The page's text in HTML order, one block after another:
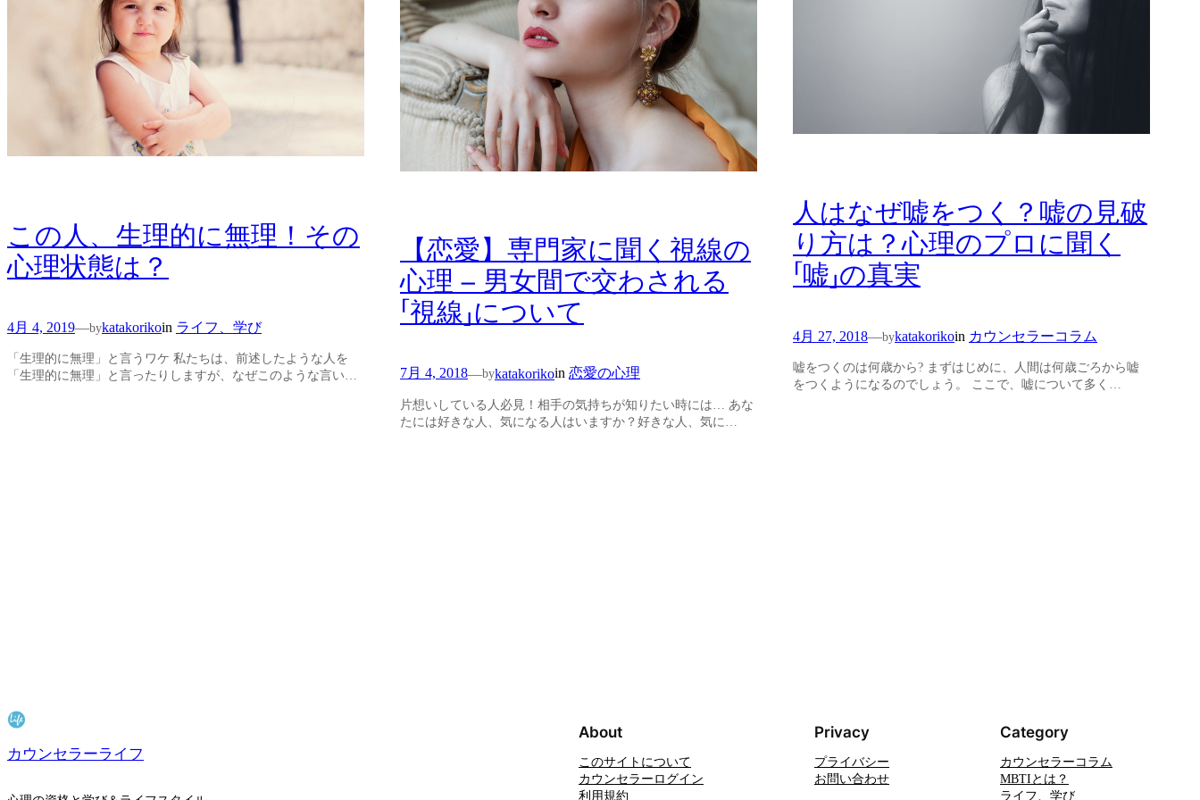
この人、生理的に無理！その
心理状態は？
4月 4, 2019—bykatakorikoin ライフ、学び
「生理的に無理」と言うワケ 私たちは、前述したような人を
「生理的に無理」と言ったりしますが、なぜこのような言い…
【恋愛】専門家に聞く視線の
心理 – 男女間で交わされる
「視線」について
7月 4, 2018—bykatakorikoin 恋愛の心理
片想いしている人必見！相手の気持ちが知りたい時には… あな
たには好きな人、気になる人はいますか？好きな人、気に…
人はなぜ嘘をつく？嘘の見破
り方は？心理のプロに聞く
「嘘」の真実
4月 27, 2018—bykatakorikoin カウンセラーコラム
嘘をつくのは何歳から? まずはじめに、人間は何歳ごろから嘘
をつくようになるのでしょう。 ここで、嘘について多く…
カウンセラーライフ
About
このサイトについて
カウンセラーログイン
利用規約
Privacy
プライバシー
お問い合わせ
Category
カウンセラーコラム
MBTIとは？
ライフ、学び